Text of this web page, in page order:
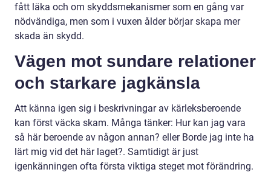
fått läka och om skyddsmekanismer som en gång var
nödvändiga, men som i vuxen ålder börjar skapa mer
skada än skydd.
Vägen mot sundare relationer
och starkare jagkänsla
Att känna igen sig i beskrivningar av kärleksberoende
kan först väcka skam. Många tänker: Hur kan jag vara
så här beroende av någon annan? eller Borde jag inte ha
lärt mig vid det här laget?. Samtidigt är just
igenkänningen ofta första viktiga steget mot förändring.